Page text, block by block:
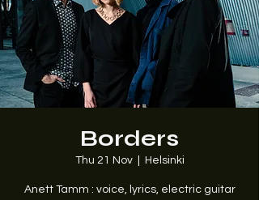
Borders
Thu 21 Nov
  |
Helsinki
Anett Tamm : voice, lyrics, electric guitar